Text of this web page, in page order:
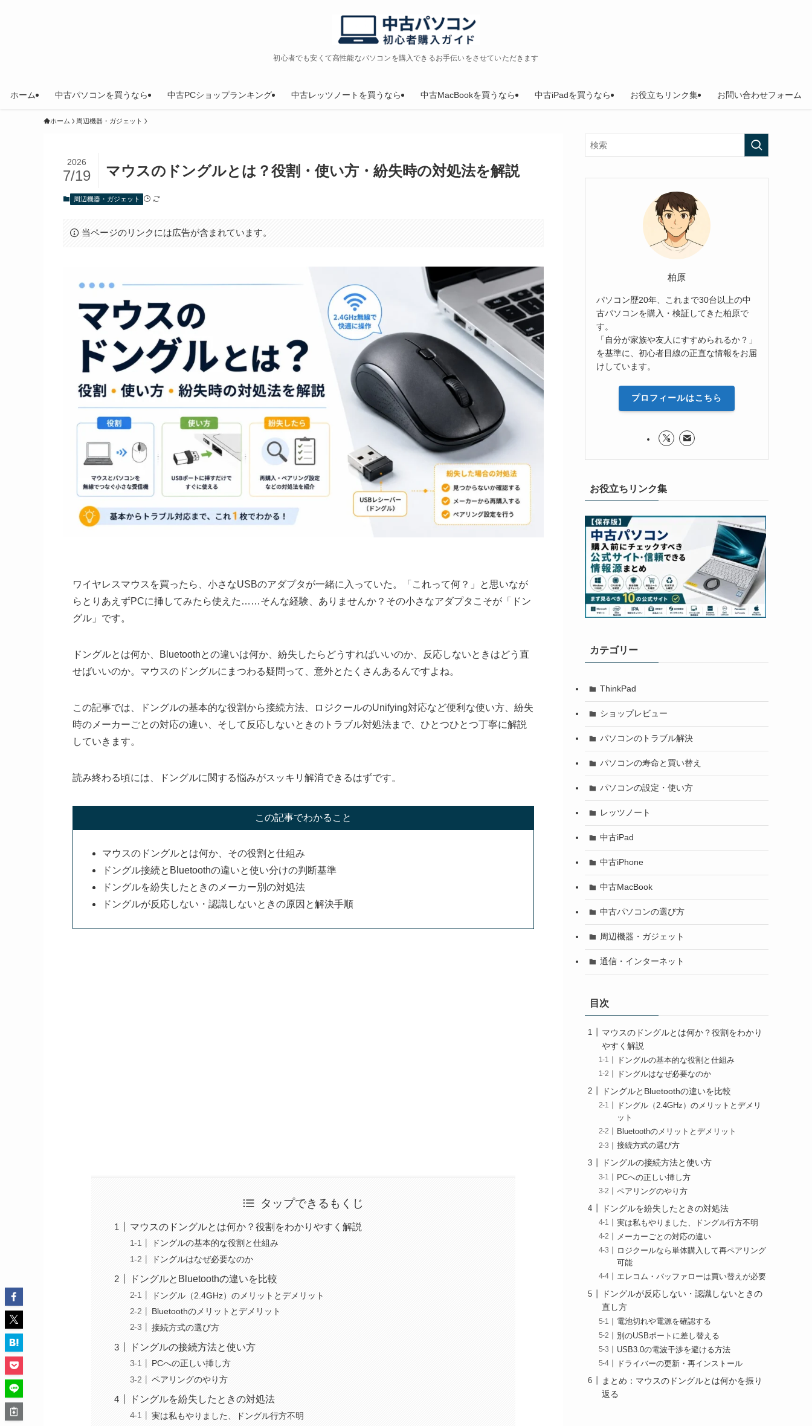
初心者でも安くて高性能なパソコンを購入できるお手伝いをさせていただきます
ホーム 中古パソコンを買うなら 中古PCショップランキング 中古レッツノートを買うなら 中古MacBookを買うなら 中古iPadを買うなら お役立ちリンク集 お問い合わせフォーム
ホーム 周辺機器・ガジェット
マウスのドングルとは？役割・使い方・紛失時の対処法を解説
2026
7/19
周辺機器・ガジェット
当ページのリンクには広告が含まれています。
ワイヤレスマウスを買ったら、小さなUSBのアダプタが一緒に入っていた。「これって何？」と思いなが
らとりあえずPCに挿してみたら使えた……そんな経験、ありませんか？その小さなアダプタこそが「ドン
グル」です。
ドングルとは何か、Bluetoothとの違いは何か、紛失したらどうすればいいのか、反応しないときはどう直
せばいいのか。マウスのドングルにまつわる疑問って、意外とたくさんあるんですよね。
この記事では、ドングルの基本的な役割から接続方法、ロジクールのUnifying対応など便利な使い方、紛失
時のメーカーごとの対応の違い、そして反応しないときのトラブル対処法まで、ひとつひとつ丁寧に解説
していきます。
読み終わる頃には、ドングルに関する悩みがスッキリ解消できるはずです。
この記事でわかること
マウスのドングルとは何か、その役割と仕組み
ドングル接続とBluetoothの違いと使い分けの判断基準
ドングルを紛失したときのメーカー別の対処法
ドングルが反応しない・認識しないときの原因と解決手順
タップできるもくじ
マウスのドングルとは何か？役割をわかりやすく解説
ドングルの基本的な役割と仕組み
ドングルはなぜ必要なのか
ドングルとBluetoothの違いを比較
ドングル（2.4GHz）のメリットとデメリット
Bluetoothのメリットとデメリット
接続方式の選び方
ドングルの接続方法と使い方
PCへの正しい挿し方
ペアリングのやり方
ドングルを紛失したときの対処法
実は私もやりました、ドングル行方不明
柏原
パソコン歴20年、これまで30台以上の中
古パソコンを購入・検証してきた柏原で
す。
「自分が家族や友人にすすめられるか？」
を基準に、初心者目線の正直な情報をお届
けしています。
プロフィールはこちら
お役立ちリンク集
カテゴリー
ThinkPad
ショップレビュー
パソコンのトラブル解決
パソコンの寿命と買い替え
パソコンの設定・使い方
レッツノート
中古iPad
中古iPhone
中古MacBook
中古パソコンの選び方
周辺機器・ガジェット
通信・インターネット
目次
マウスのドングルとは何か？役割をわかり
やすく解説
ドングルの基本的な役割と仕組み
ドングルはなぜ必要なのか
ドングルとBluetoothの違いを比較
ドングル（2.4GHz）のメリットとデメリ
ット
Bluetoothのメリットとデメリット
接続方式の選び方
ドングルの接続方法と使い方
PCへの正しい挿し方
ペアリングのやり方
ドングルを紛失したときの対処法
実は私もやりました、ドングル行方不明
メーカーごとの対応の違い
ロジクールなら単体購入して再ペアリング
可能
エレコム・バッファローは買い替えが必要
ドングルが反応しない・認識しないときの
直し方
電池切れや電源を確認する
別のUSBポートに差し替える
USB3.0の電波干渉を避ける方法
ドライバーの更新・再インストール
まとめ：マウスのドングルとは何かを振り
返る